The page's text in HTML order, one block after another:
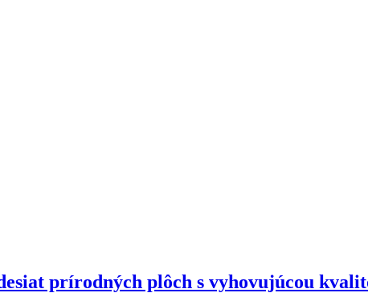
prírodných plôch s vyhovujúcou